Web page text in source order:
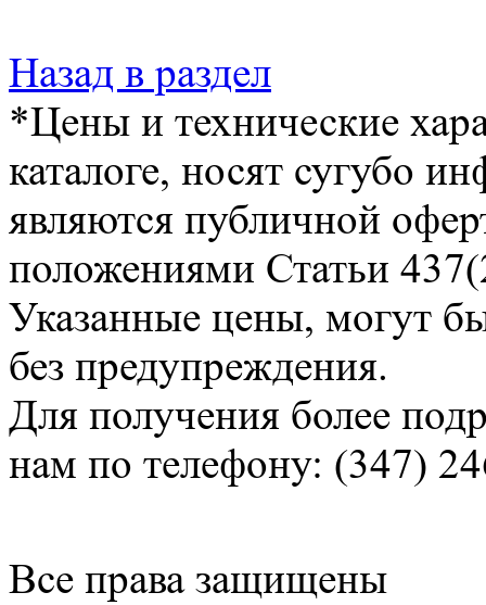
Назад в раздел
*Цены и технические
каталоге, носят сугубо
являются публичной
положениями Статьи
Указанные цены, могут
без предупреждения.
Для получения более
нам по телефону: (347)
Все права защищены